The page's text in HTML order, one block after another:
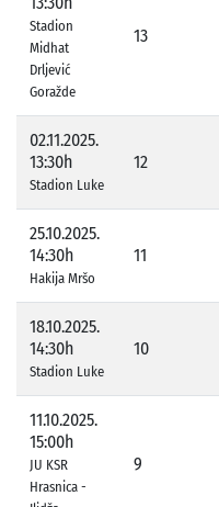
Stadion
Midhat
Drljević
Goražde
13
02.11.2025.
13:30h
Stadion Luke
12
25.10.2025.
14:30h
Hakija Mršo
11
18.10.2025.
14:30h
Stadion Luke
10
11.10.2025.
15:00h
JU KSR
Hrasnica -
9